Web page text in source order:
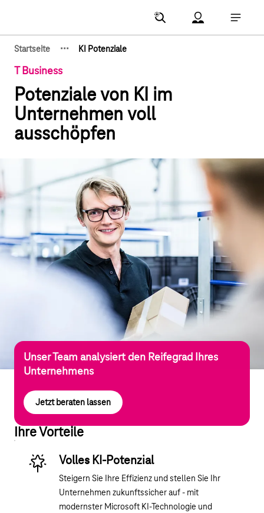
Account Menu
Startseite ··· KI Potenziale
T Business
Potenziale von KI im
Unternehmen voll
ausschöpfen
Unser Team analysiert den Reifegrad Ihres
Unternehmens
Jetzt beraten lassen
Ihre Vorteile
Volles KI-Potenzial
Steigern Sie Ihre Effizienz und stellen Sie Ihr
Unternehmen zukunftssicher auf - mit
modernster Microsoft KI-Technologie und